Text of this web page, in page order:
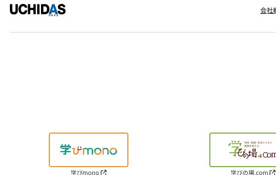
会社
学びmono 学びの場.com